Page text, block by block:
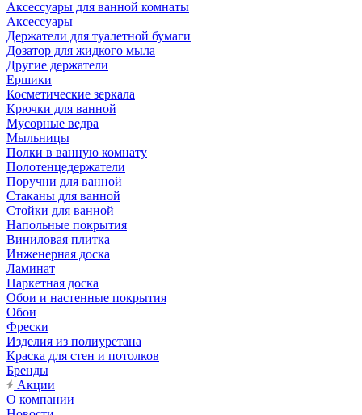
Аксессуары для ванной комнаты
Аксессуары
Держатели для туалетной бумаги
Дозатор для жидкого мыла
Другие держатели
Ершики
Косметические зеркала
Крючки для ванной
Мусорные ведра
Мыльницы
Полки в ванную комнату
Полотенцедержатели
Поручни для ванной
Стаканы для ванной
Стойки для ванной
Напольные покрытия
Виниловая плитка
Инженерная доска
Ламинат
Паркетная доска
Обои и настенные покрытия
Обои
Фрески
Изделия из полиуретана
Краска для стен и потолков
Бренды
Акции
О компании